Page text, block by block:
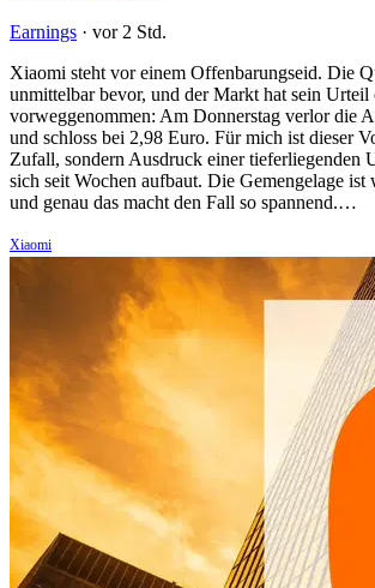
Earnings · vor 2 Std.
Xiaomi steht vor einem Offenbarungseid. Die
unmittelbar bevor, und der Markt hat sein Urteil
vorweggenommen: Am Donnerstag verlor die
und schloss bei 2,98 Euro. Für mich ist dieser
Zufall, sondern Ausdruck einer tieferliegenden
sich seit Wochen aufbaut. Die Gemengelage ist
und genau das macht den Fall so spannend.…
Xiaomi